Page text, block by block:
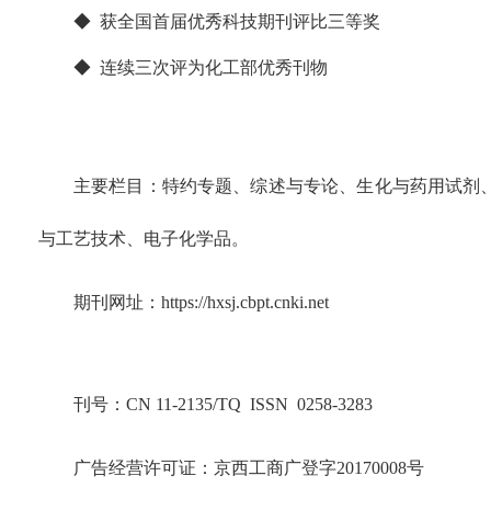
◆ 获全国首届优秀科技期刊评比三等奖
◆ 连续三次评为化工部优秀刊物
主要栏目：特约专题、综述与专论、生化与药用试
与工艺技术、电子化学品。
期刊网址：https://hxsj.cbpt.cnki.net
刊号：CN 11-2135/TQ ISSN 0258-3283
广告经营许可证：京西工商广登字20170008号